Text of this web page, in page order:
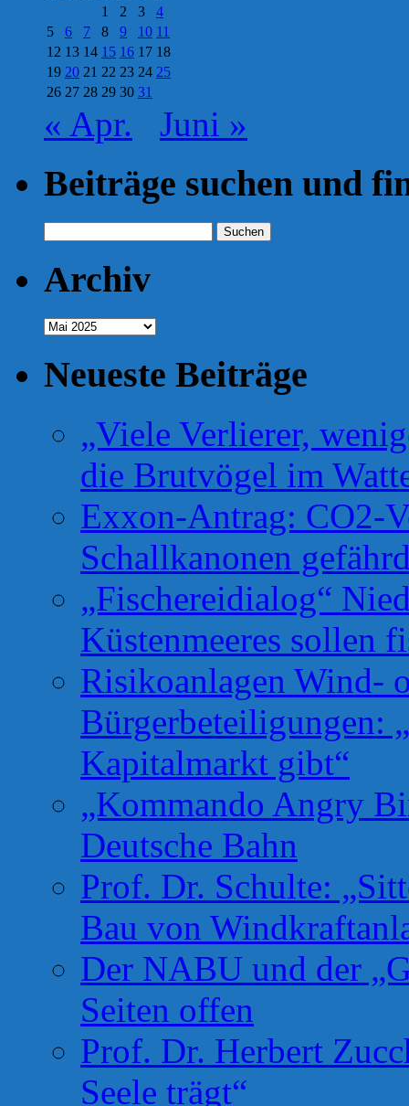
1
2 3
4
5
6 7 8 9 10 11
12 13 14 15 16 17 18
19 20 21 22 23 24 25
26 27 28 29 30 31
« Apr. Juni »
Beiträge suchen und
nach:
Archiv
Archiv
Neueste Beiträge
„Viele Verlierer,
die Brutvögel im
Exxon-Antrag: CO2-
Schallkanonen
„Fischereidialog“
Küstenmeeres sollen
Risikoanlagen Wind-
Bürgerbeteiligungen:
Kapitalmarkt gibt“
„Kommando Angry
Deutsche Bahn
Prof. Dr. Schulte:
Bau von
Der NABU und der
Seiten offen
Prof. Dr. Herbert
Seele trägt“